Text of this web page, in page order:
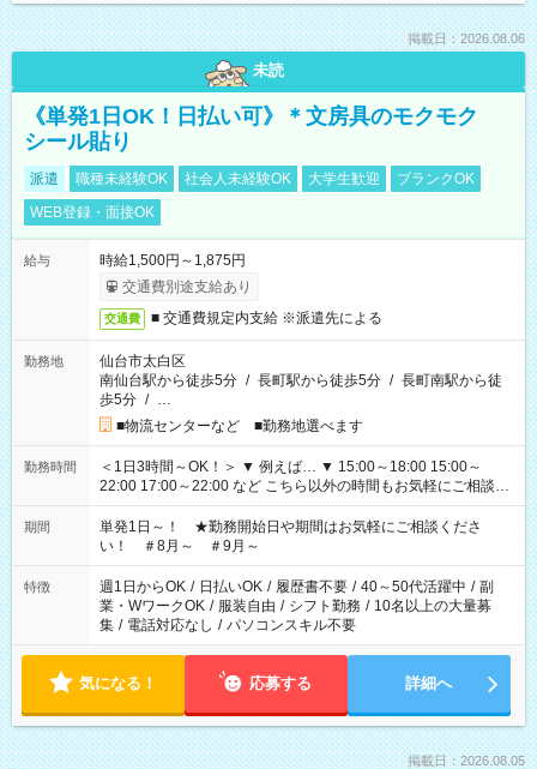
掲載日：2026.08.06
未読
《単発1日OK！日払い可》＊文房具のモクモク
シール貼り
派遣 職種未経験OK 社会人未経験OK 大学生歓迎
ブランクOK
WEB登録・面接OK
給与
時給1,500円～1,875円
交通費別途支給あり
交通費 ■ 交通費規定内支給 ※派遣先による
勤務地
仙台市太白区
南仙台駅から徒歩5分 / 長町駅から徒歩5分 / 長町南駅から徒
歩5分 / …
■物流センターなど ■勤務地選べます
勤務時間
＜1日3時間～OK！＞ ▼ 例えば… ▼ 15:00～18:00 15:00～
22:00 17:00～22:00 など こちら以外の時間もお気軽にご相談く
ださい！
期間
単発1日～！ ★勤務開始日や期間はお気軽にご相談くださ
い！ ＃8月～ ＃9月～
特徴 週1日からOK / 日払いOK / 履歴書不要 / 40～50代活躍中 / 副
業・WワークOK / 服装自由 / シフト勤務 / 10名以上の大量募
集 / 電話対応なし / パソコンスキル不要
気になる！ 応募する 詳細へ
掲載日：2026.08.05